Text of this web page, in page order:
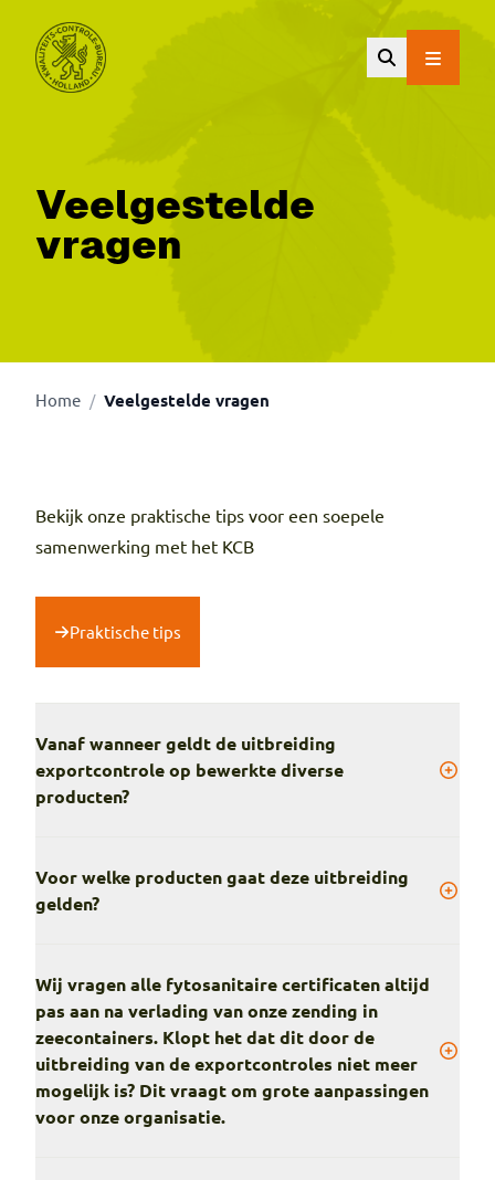
Veelgestelde
vragen
Home / Veelgestelde vragen
Bekijk onze praktische tips voor een soepele
samenwerking met het KCB
Praktische tips
Vanaf wanneer geldt de uitbreiding
exportcontrole op bewerkte diverse
producten?
Voor welke producten gaat deze uitbreiding
gelden?
Wij vragen alle fytosanitaire certificaten altijd
pas aan na verlading van onze zending in
zeecontainers. Klopt het dat dit door de
uitbreiding van de exportcontroles niet meer
mogelijk is? Dit vraagt om grote aanpassingen
voor onze organisatie.